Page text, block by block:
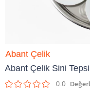
Abant Çelik Sini
0.0
Abant Çelik